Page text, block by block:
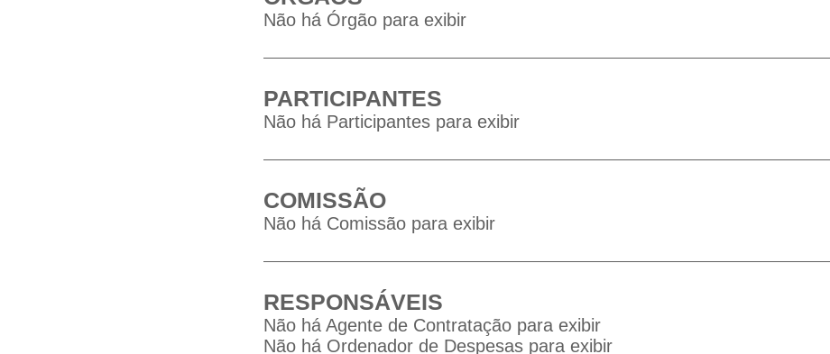
Não há Órgão para exibir
PARTICIPANTES
Não há Participantes para exibir
COMISSÃO
Não há Comissão para exibir
RESPONSÁVEIS
Não há Agente de Contratação para exibir
Não há Ordenador de Despesas para exibir